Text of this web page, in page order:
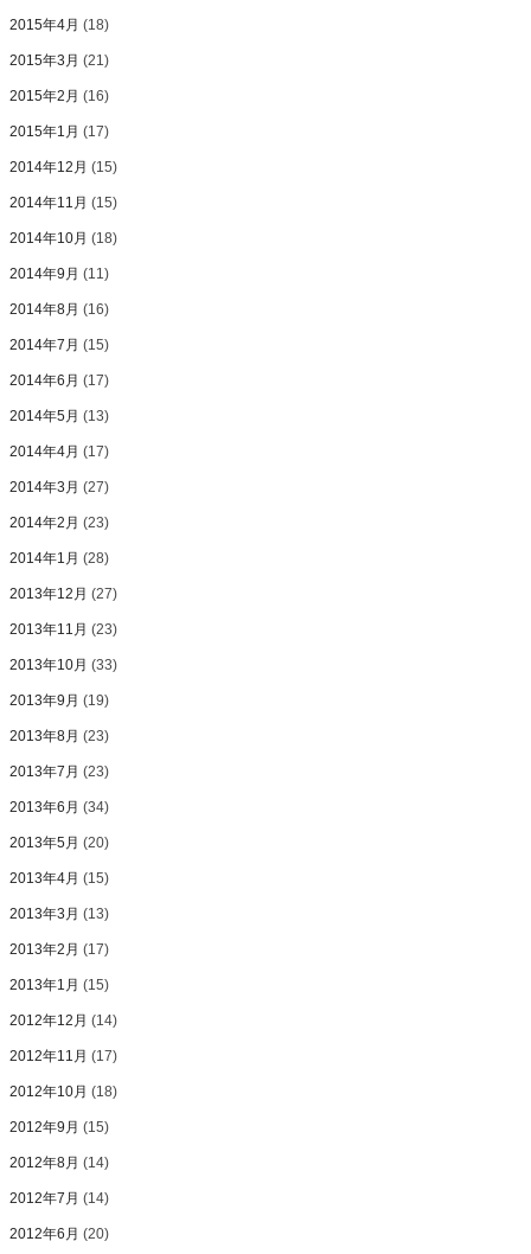
2015年4月 (18)
2015年3月 (21)
2015年2月 (16)
2015年1月 (17)
2014年12月 (15)
2014年11月 (15)
2014年10月 (18)
2014年9月 (11)
2014年8月 (16)
2014年7月 (15)
2014年6月 (17)
2014年5月 (13)
2014年4月 (17)
2014年3月 (27)
2014年2月 (23)
2014年1月 (28)
2013年12月 (27)
2013年11月 (23)
2013年10月 (33)
2013年9月 (19)
2013年8月 (23)
2013年7月 (23)
2013年6月 (34)
2013年5月 (20)
2013年4月 (15)
2013年3月 (13)
2013年2月 (17)
2013年1月 (15)
2012年12月 (14)
2012年11月 (17)
2012年10月 (18)
2012年9月 (15)
2012年8月 (14)
2012年7月 (14)
2012年6月 (20)